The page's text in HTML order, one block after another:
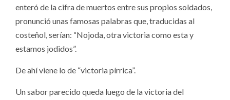
enteró de la cifra de muertos entre sus propios soldados,
pronunció unas famosas palabras que, traducidas al
costeñol, serían: “Nojoda, otra victoria como esta y
estamos jodidos”.
De ahí viene lo de “victoria pírrica”.
Un sabor parecido queda luego de la victoria del